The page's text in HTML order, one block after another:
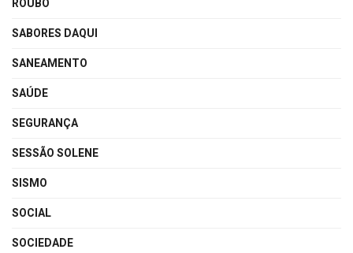
ROUBO
SABORES DAQUI
SANEAMENTO
SAÚDE
SEGURANÇA
SESSÃO SOLENE
SISMO
SOCIAL
SOCIEDADE